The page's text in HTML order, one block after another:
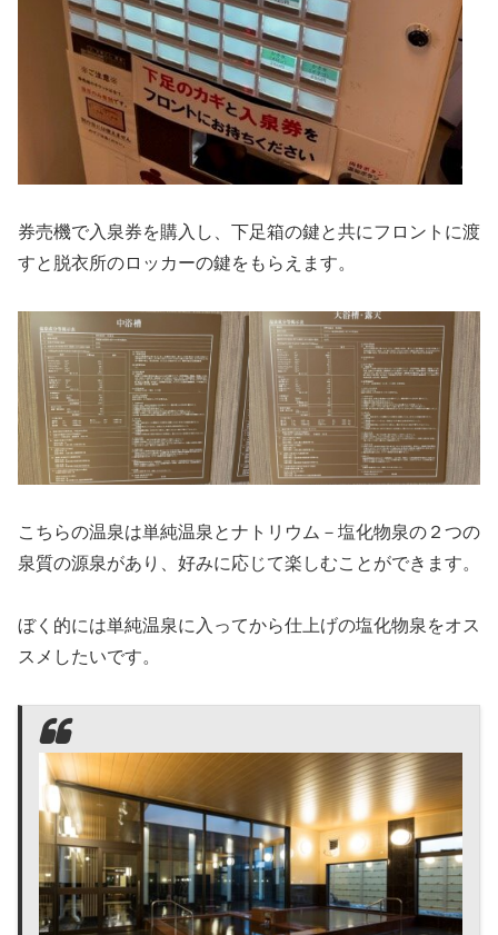
券売機で入泉券を購入し、下足箱の鍵と共にフロントに渡
すと脱衣所のロッカーの鍵をもらえます。
こちらの温泉は単純温泉とナトリウム－塩化物泉の２つの
泉質の源泉があり、好みに応じて楽しむことができます。
ぼく的には単純温泉に入ってから仕上げの塩化物泉をオス
スメしたいです。